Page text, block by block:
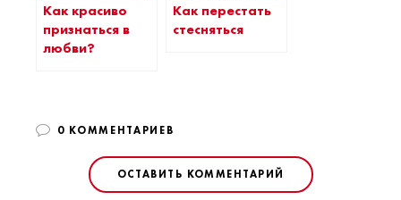
Как красиво
признаться в
любви?
Как перестать
стесняться
0 КОММЕНТАРИЕВ
ОСТАВИТЬ КОММЕНТАРИЙ